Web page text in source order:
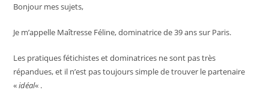
Bonjour mes sujets,
Je m’appelle Maîtresse Féline, dominatrice de 39 ans sur Paris.
Les pratiques fétichistes et dominatrices ne sont pas très
répandues, et il n’est pas toujours simple de trouver le partenaire
«idéal« .